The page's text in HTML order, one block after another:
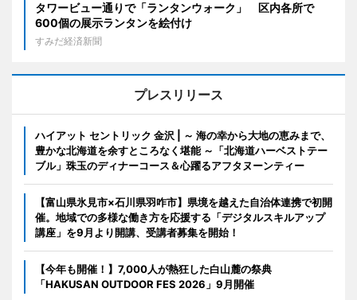
タワービュー通りで「ランタンウォーク」 区内各所で
600個の展示ランタンを絵付け
すみだ経済新聞
プレスリリース
ハイアット セントリック 金沢 | ～ 海の幸から大地の恵みまで、
豊かな北海道を余すところなく堪能 ～「北海道ハーベストテー
ブル」珠玉のディナーコース＆心躍るアフタヌーンティー
【富山県氷見市×石川県羽咋市】県境を越えた自治体連携で初開
催。地域での多様な働き方を応援する「デジタルスキルアップ
講座」を9月より開講、受講者募集を開始！
【今年も開催！】7,000人が熱狂した白山麓の祭典
「HAKUSAN OUTDOOR FES 2026」9月開催